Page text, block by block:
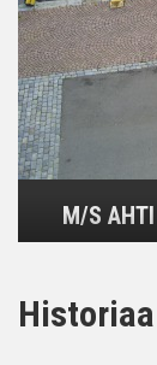
M/S
Historiaa